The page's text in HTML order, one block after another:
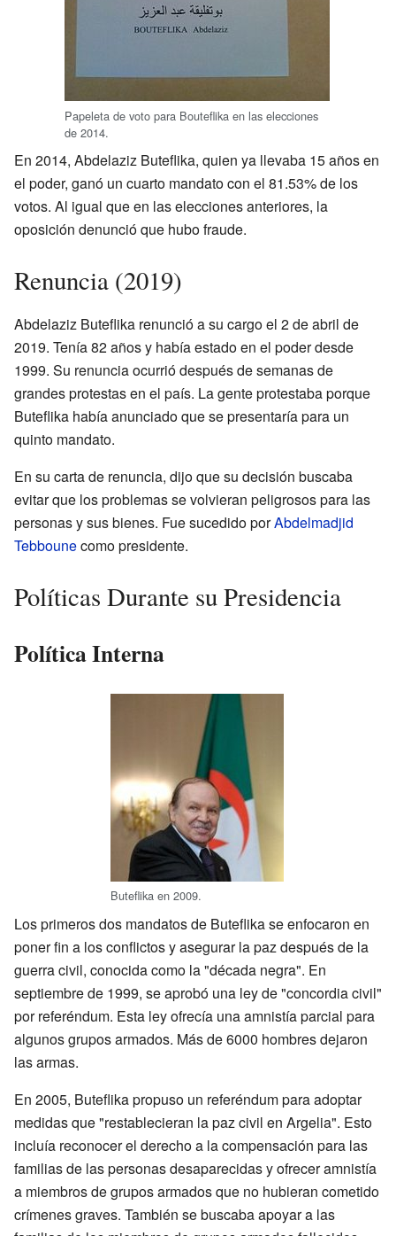
Papeleta de voto para Bouteflika en las elecciones
de 2014.
En 2014, Abdelaziz Buteflika, quien ya llevaba 15 años en
el poder, ganó un cuarto mandato con el 81.53% de los
votos. Al igual que en las elecciones anteriores, la
oposición denunció que hubo fraude.
Renuncia (2019)
Abdelaziz Buteflika renunció a su cargo el 2 de abril de
2019. Tenía 82 años y había estado en el poder desde
1999. Su renuncia ocurrió después de semanas de
grandes protestas en el país. La gente protestaba porque
Buteflika había anunciado que se presentaría para un
quinto mandato.
En su carta de renuncia, dijo que su decisión buscaba
evitar que los problemas se volvieran peligrosos para las
personas y sus bienes. Fue sucedido porAbdelmadjid
Tebbounecomo presidente.
Políticas Durante su Presidencia
Política Interna
Buteflika en 2009.
Los primeros dos mandatos de Buteflika se enfocaron en
poner fin a los conflictos y asegurar la paz después de la
guerra civil, conocida como la "década negra". En
septiembre de 1999, se aprobó una ley de "concordia civil"
por referéndum. Esta ley ofrecía una amnistía parcial para
algunos grupos armados. Más de 6000 hombres dejaron
las armas.
En 2005, Buteflika propuso un referéndum para adoptar
medidas que "restablecieran la paz civil en Argelia". Esto
incluía reconocer el derecho a la compensación para las
familias de las personas desaparecidas y ofrecer amnistía
a miembros de grupos armados que no hubieran cometido
crímenes graves. También se buscaba apoyar a las